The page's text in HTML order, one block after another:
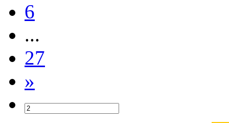
6
...
27
»